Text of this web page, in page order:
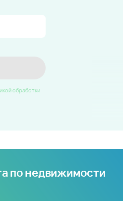
обработки
по недвижимости